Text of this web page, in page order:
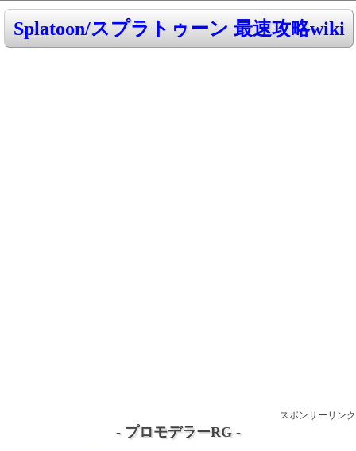
Splatoon/スプラトゥーン 最速攻略wiki
スポンサーリンク
- プロモデラーRG -